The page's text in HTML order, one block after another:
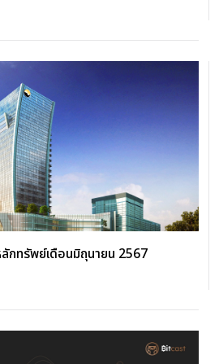
กทรัพย์เดือนมิถุนายน 2567